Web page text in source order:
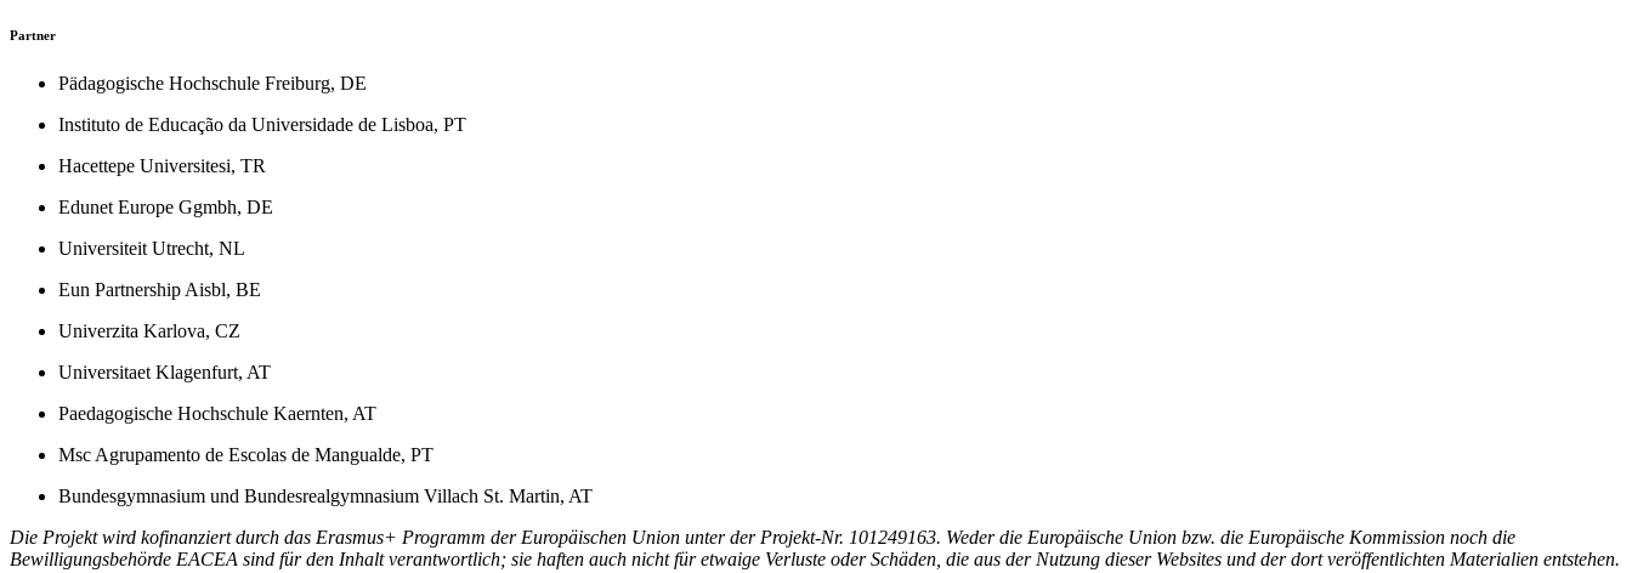
Partner
Pädagogische Hochschule Freiburg, DE
Instituto de Educação da Universidade de Lisboa, PT
Hacettepe Universitesi, TR
Edunet Europe Ggmbh, DE
Universiteit Utrecht, NL
Eun Partnership Aisbl, BE
Univerzita Karlova, CZ
Universitaet Klagenfurt, AT
Paedagogische Hochschule Kaernten, AT
Msc Agrupamento de Escolas de Mangualde, PT
Bundesgymnasium und Bundesrealgymnasium Villach St. Martin, AT
Die Projekt wird kofinanziert durch das Erasmus+ Programm der Europäischen Union unter der Projekt-Nr. 101249163. Weder die Europäische Union bzw. die Europäische Kommission noch die
Bewilligungsbehörde EACEA sind für den Inhalt verantwortlich; sie haften auch nicht für etwaige Verluste oder Schäden, die aus der Nutzung dieser Websites und der dort veröffentlichten Materialien entstehen.